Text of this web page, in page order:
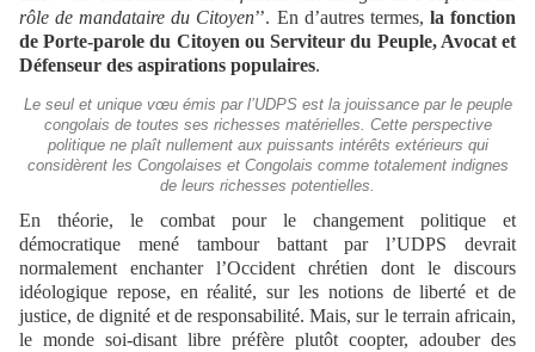
rôle de mandataire du Citoyen’’. En d’autres termes, la fonction
de Porte-parole du Citoyen ou Serviteur du Peuple, Avocat et
Défenseur des aspirations populaires.
Le seul et unique vœu émis par l’UDPS est la jouissance par le peuple
congolais de toutes ses richesses matérielles. Cette perspective
politique ne plaît nullement aux puissants intérêts extérieurs qui
considèrent les Congolaises et Congolais comme totalement indignes
de leurs richesses potentielles.
En théorie, le combat pour le changement politique et
démocratique mené tambour battant par l’UDPS devrait
normalement enchanter l’Occident chrétien dont le discours
idéologique repose, en réalité, sur les notions de liberté et de
justice, de dignité et de responsabilité. Mais, sur le terrain africain,
le monde soi-disant libre préfère plutôt coopter, adouber des